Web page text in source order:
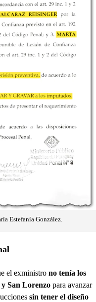
Estefanía González.
el exministro no tenía los
y San Lorenzo para avanzar
sin tener el diseño